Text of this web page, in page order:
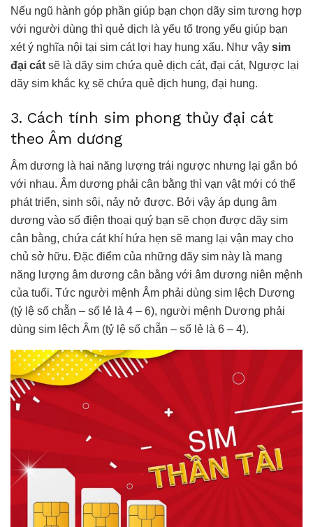
Nếu ngũ hành góp phần giúp bạn chọn dãy sim tương hợp
với người dùng thì quẻ dịch là yếu tố trọng yếu giúp bạn
xét ý nghĩa nội tại sim cát lợi hay hung xấu. Như vậy sim
đại cát sẽ là dãy sim chứa quẻ dịch cát, đại cát, Ngược lại
dãy sim khắc kỵ sẽ chứa quẻ dịch hung, đại hung.
3. Cách tính sim phong thủy đại cát
theo Âm dương
Âm dương là hai năng lượng trái ngược nhưng lại gắn bó
với nhau. Âm dương phải cân bằng thì vạn vật mới có thể
phát triển, sinh sôi, nảy nở được. Bởi vậy áp dụng âm
dương vào số điện thoại quý bạn sẽ chọn được dãy sim
cân bằng, chứa cát khí hứa hẹn sẽ mang lại vận may cho
chủ sở hữu. Đặc điểm của những dãy sim này là mang
năng lượng âm dương cân bằng với âm dương niên mệnh
của tuổi. Tức người mệnh Âm phải dùng sim lệch Dương
(tỷ lệ số chẵn – số lẻ là 4 – 6), người mệnh Dương phải
dùng sim lệch Âm (tỷ lệ số chẵn – số lẻ là 6 – 4).